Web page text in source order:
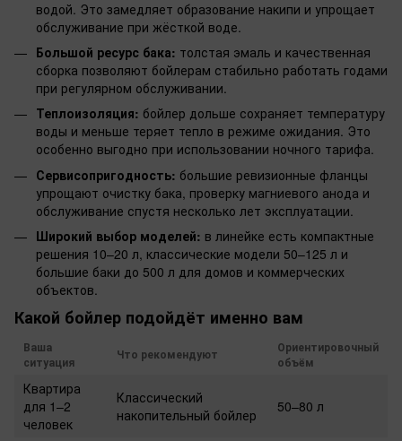
водой. Это замедляет образование накипи и упрощает
обслуживание при жёсткой воде.
Большой ресурс бака: толстая эмаль и качественная
сборка позволяют бойлерам стабильно работать годами
при регулярном обслуживании.
Теплоизоляция: бойлер дольше сохраняет температуру
воды и меньше теряет тепло в режиме ожидания. Это
особенно выгодно при использовании ночного тарифа.
Сервисопригодность: большие ревизионные фланцы
упрощают очистку бака, проверку магниевого анода и
обслуживание спустя несколько лет эксплуатации.
Широкий выбор моделей: в линейке есть компактные
решения 10–20 л, классические модели 50–125 л и
большие баки до 500 л для домов и коммерческих
объектов.
Какой бойлер подойдёт именно вам
Ваша
ситуация
Что рекомендуют
Ориентировочный
объём
Квартира
для 1–2
человек
Классический
накопительный бойлер
50–80 л